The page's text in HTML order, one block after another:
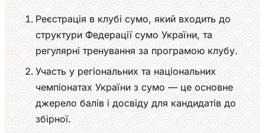
Реєстрація в клубі сумо, який входить до
структури Федерації сумо України, та
регулярні тренування за програмою клубу.
Участь у регіональних та національних
чемпіонатах України з сумо — це основне
джерело балів і досвіду для кандидатів до
збірної.